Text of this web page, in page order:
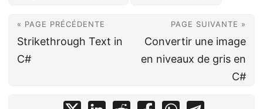
« PAGE PRÉCÉDENTE
Strikethrough Text in
C#
PAGE SUIVANTE »
Convertir une image
en niveaux de gris en
C#